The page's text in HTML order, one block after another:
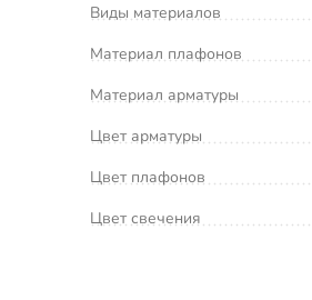
Виды материалов
Материал плафонов
Материал арматуры
Цвет арматуры
Цвет плафонов
Цвет свечения